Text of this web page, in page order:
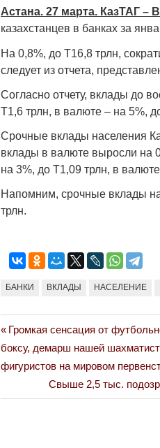
Астана. 27 марта. КазТАГ –
казахстанцев в банках за
На 0,8%, до Т16,8 трлн,
следует из отчета,
Согласно отчету, вклады до
Т1,6 трлн, в валюте – на 5%,
Срочные вклады населения
вклады в валюте выросли на
на 3%, до Т1,09 трлн, в
Напомним, срочные вклады
трлн.
БАНКИ ВКЛАДЫ НАСЕЛЕНИЕ
Навигация
по
записям
Previous
Post:
Громкая сенсация от
боксу, демарш нашей
фигуристов на мировом
Next
Post:
Свыше 2,5 тыс.